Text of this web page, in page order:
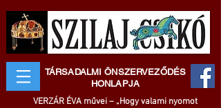
TÁRSADALMI ÖNSZERVEZŐDÉS
HONLAPJA
VERZÁR ÉVA művei – „Hogy valami nyomot